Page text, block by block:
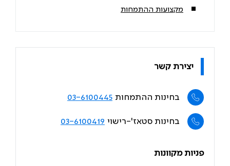
מקצועות ההתמחות
יצירת קשר
בחינות ההתמחות 03-6100445
בחינות סטאז'-רישוי 03-6100419
פניות מקוונות